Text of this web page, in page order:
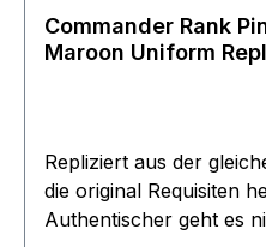
Durchschnittliche
Commander Rank Pin Star Trek II-
Maroon Uniform
Repliziert aus der
die original Requisiten
Authentischer geht es